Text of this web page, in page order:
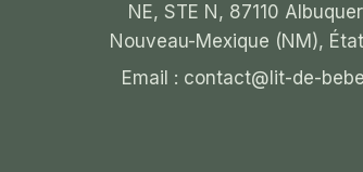
NE, STE N, 87110
Nouveau-Mexique (NM),
Email : contact@lit-de-